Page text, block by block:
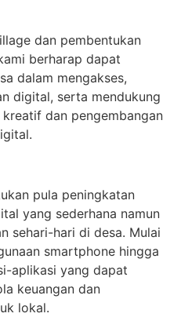
dan pembentukan
berharap dapat
dalam mengakses,
digital, serta mendukung
dan pengembangan
pula peningkatan
yang sederhana namun
sehari-hari di desa. Mulai
smartphone hingga
aplikasi yang dapat
keuangan dan
lokal.